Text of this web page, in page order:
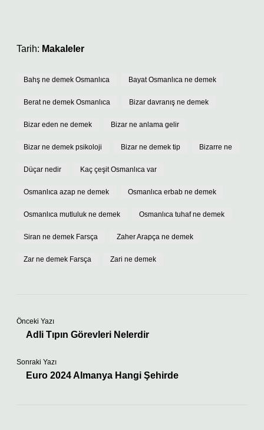
Tarih: Makaleler
Bahş ne demek Osmanlıca Bayat Osmanlıca ne demek
Berat ne demek Osmanlıca Bizar davranış ne demek
Bizar eden ne demek Bizar ne anlama gelir
Bizar ne demek psikoloji Bizar ne demek tip Bizarre ne
Düçar nedir Kaç çeşit Osmanlıca var
Osmanlıca azap ne demek Osmanlıca erbab ne demek
Osmanlıca mutluluk ne demek Osmanlıca tuhaf ne demek
Siran ne demek Farsça Zaher Arapça ne demek
Zar ne demek Farsça Zari ne demek
Önceki Yazı
Adli Tıpın Görevleri Nelerdir
Sonraki Yazı
Euro 2024 Almanya Hangi Şehirde